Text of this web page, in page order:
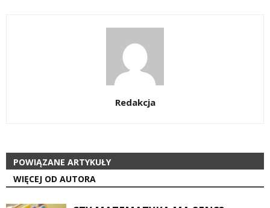
Redakcja
POWIĄZANE ARTYKUŁY
WIĘCEJ OD AUTORA